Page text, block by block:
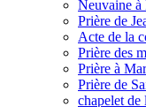
Neuvaine à
Prière de
Acte de la
Prière des
Prière à
Prière de
chapelet de